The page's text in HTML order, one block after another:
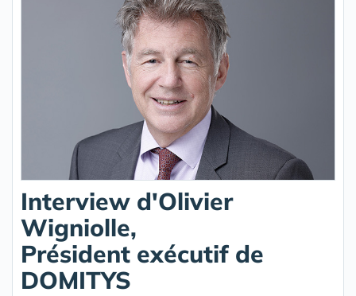
Interview d'Olivier
Wigniolle,
Président exécutif de
DOMITYS